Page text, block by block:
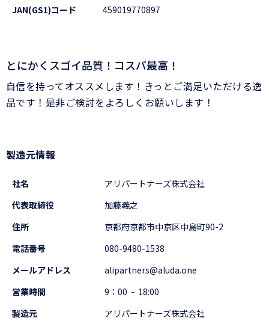
JAN(GS1)コード
459019770897
とにかくスゴイ品質！コスパ最高！
自信を持ってオススメします！きっとご満足いただける逸
品です！是非ご検討をよろしくお願いします！
製造元情報
社名
アリパートナーズ株式会社
代表取締役
加藤義之
住所
京都府京都市中京区中島町90-2
電話番号
080-9480-1538
メールアドレス
alipartners@aluda.one
営業時間
9：00 - 18:00
製造元
アリパートナーズ株式会社